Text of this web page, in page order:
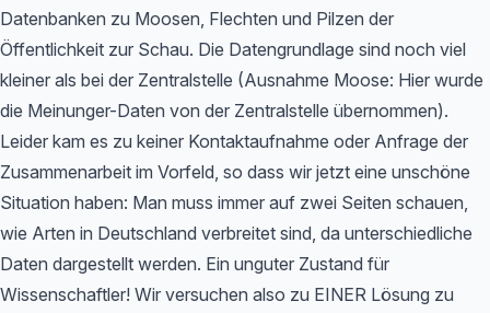
Datenbanken zu Moosen, Flechten und Pilzen der
Öffentlichkeit zur Schau. Die Datengrundlage sind noch viel
kleiner als bei der Zentralstelle (Ausnahme Moose: Hier wurde
die Meinunger-Daten von der Zentralstelle übernommen).
Leider kam es zu keiner Kontaktaufnahme oder Anfrage der
Zusammenarbeit im Vorfeld, so dass wir jetzt eine unschöne
Situation haben: Man muss immer auf zwei Seiten schauen,
wie Arten in Deutschland verbreitet sind, da unterschiedliche
Daten dargestellt werden. Ein unguter Zustand für
Wissenschaftler! Wir versuchen also zu EINER Lösung zu